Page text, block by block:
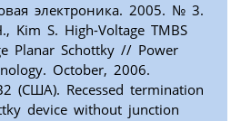
электроника. 2005. № 3.
Kim S. High-Voltage TMBS
Planar Schottky // Power
October, 2006.
(США). Recessed termination
device without junction